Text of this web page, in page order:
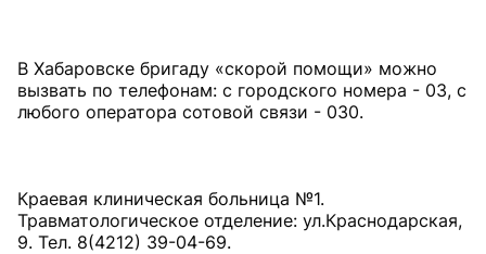
В Хабаровске бригаду «скорой помощи» можно
вызвать по телефонам: с городского номера - 03, с
любого оператора сотовой связи - 030.
Краевая клиническая больница №1.
Травматологическое отделение: ул.Краснодарская,
9. Тел. 8(4212) 39-04-69.